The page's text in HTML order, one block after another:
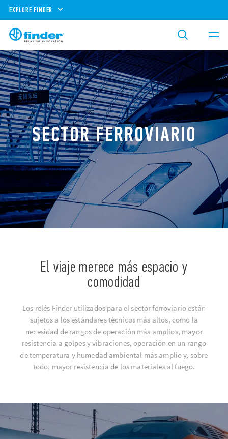
EXPLORE FINDER
SECTOR FERROVIARIO
El viaje merece más espacio y
comodidad
Los relés Finder utilizados para el sector ferroviario están
sujetos a los estándares técnicos más altos, como la
necesidad de rangos de operación más amplios, mayor
resistencia a golpes y vibraciones, operación en un rango
de temperatura y humedad ambiental más amplio y, sobre
todo, mayor resistencia de los materiales al fuego.